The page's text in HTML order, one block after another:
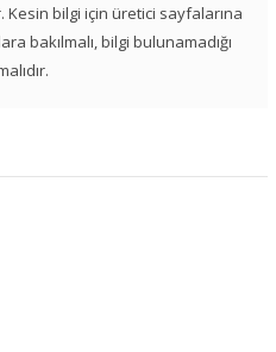
bilgi için üretici sayfalarına
bakılmalı, bilgi bulunamadığı